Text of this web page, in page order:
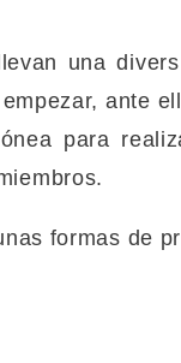
una
ante
para
formas de